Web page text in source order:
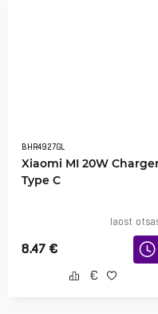
BHR4927GL
Xiaomi MI 20W
Type C
laost
8.47 €